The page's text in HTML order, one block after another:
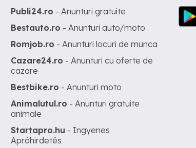
Publi24.ro - Anunturi gratuite
Bestauto.ro - Anunturi auto/moto
Romjob.ro - Anunturi locuri de munca
Cazare24.ro - Anunturi cu oferte de
cazare
Bestbike.ro - Anunturi moto
Animalutul.ro - Anunturi gratuite
animale
Startapro.hu - Ingyenes
Apróhirdetés